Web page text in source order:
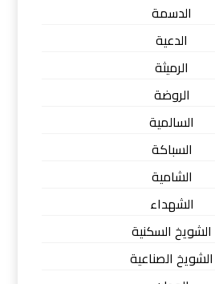
الدسمة
الدعية
الرميثة
الروضة
السالمية
السباكة
الشامية
الشهداء
الشويخ السكنية
الشويخ الصناعية